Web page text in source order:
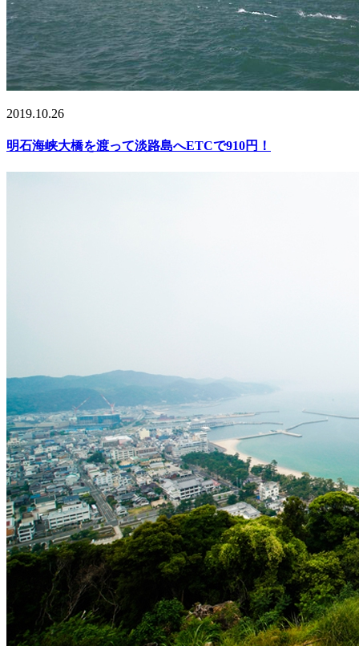
2019.10.26
明石海峡大橋を渡って淡路島へETCで910円！